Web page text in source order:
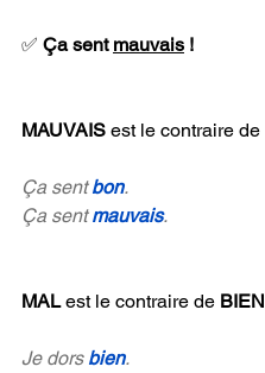
✅ Ça sent mauvais !
MAUVAIS est le contraire de
Ça sent bon.
Ça sent mauvais.
MAL est le contraire de BIEN
Je dors bien.